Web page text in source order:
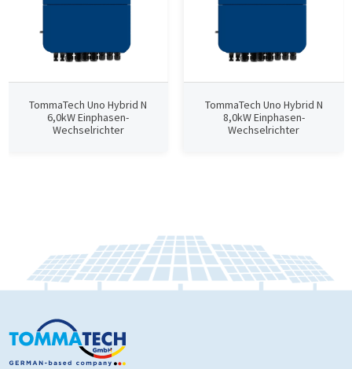
TommaTech Uno Hybrid N
6,0kW Einphasen-
Wechselrichter
TommaTech Uno Hybrid N
8,0kW Einphasen-
Wechselrichter